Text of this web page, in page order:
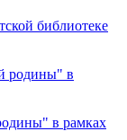
библиотеке
в рамках